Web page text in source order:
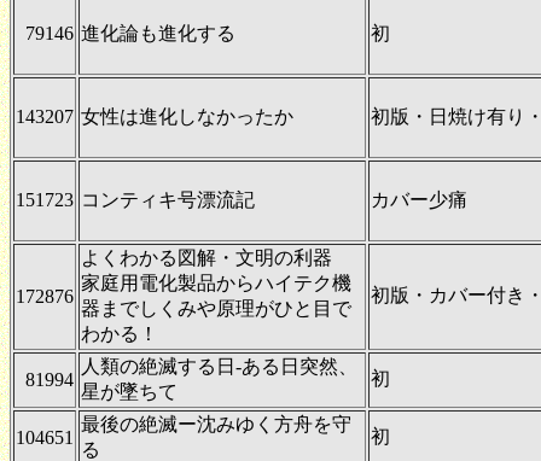
79146 進化論も進化する 初
143207 女性は進化しなかったか 初版・日焼け有り
151723 コンティキ号漂流記 カバー少痛
172876
よくわかる図解・文明の利器
家庭用電化製品からハイテク機
器までしくみや原理がひと目で
わかる！
初版・カバー付き
81994
人類の絶滅する日-ある日突然、
星が墜ちて
初
104651
最後の絶滅ー沈みゆく方舟を守
る
初